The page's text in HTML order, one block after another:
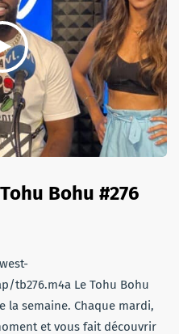
Bohu #276
tb276.m4a Le Tohu Bohu
la semaine. Chaque mardi,
et vous fait découvrir